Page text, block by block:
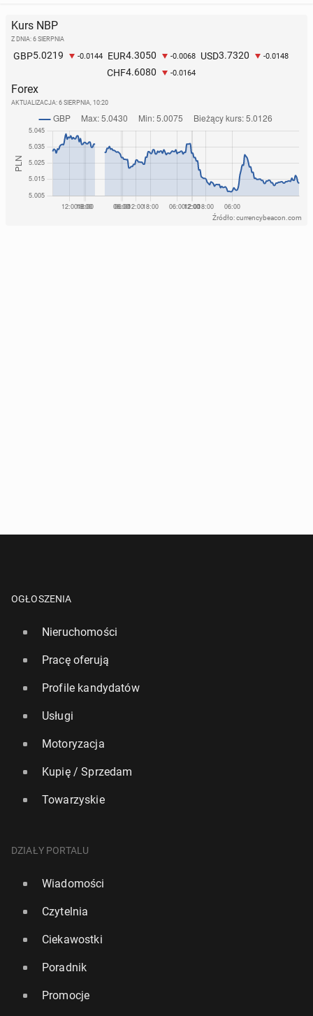
Kurs NBP
Z DNIA: 6 SIERPNIA
GBP5.0219 -0.0144 EUR4.3050 -0.0068 USD3.7320 -0.0148
CHF4.6080 -0.0164
Forex
AKTUALIZACJA: 6 SIERPNIA, 10:20
Źródło: currencybeacon.com
OGŁOSZENIA
Nieruchomości
Pracę oferują
Profile kandydatów
Usługi
Motoryzacja
Kupię / Sprzedam
Towarzyskie
DZIAŁY PORTALU
Wiadomości
Czytelnia
Ciekawostki
Poradnik
Promocje